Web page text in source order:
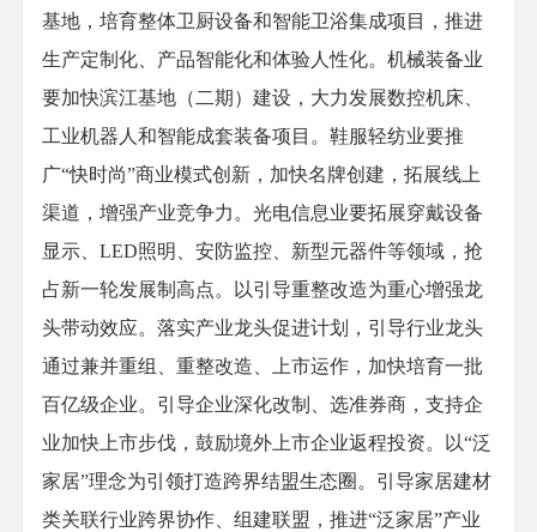
基地，培育整体卫厨设备和智能卫浴集成项目，推进
生产定制化、产品智能化和体验人性化。机械装备业
要加快滨江基地（二期）建设，大力发展数控机床、
工业机器人和智能成套装备项目。鞋服轻纺业要推
广“快时尚”商业模式创新，加快名牌创建，拓展线上
渠道，增强产业竞争力。光电信息业要拓展穿戴设备
显示、LED照明、安防监控、新型元器件等领域，抢
占新一轮发展制高点。以引导重整改造为重心增强龙
头带动效应。落实产业龙头促进计划，引导行业龙头
通过兼并重组、重整改造、上市运作，加快培育一批
百亿级企业。引导企业深化改制、选准券商，支持企
业加快上市步伐，鼓励境外上市企业返程投资。以“泛
家居”理念为引领打造跨界结盟生态圈。引导家居建材
类关联行业跨界协作、组建联盟，推进“泛家居”产业